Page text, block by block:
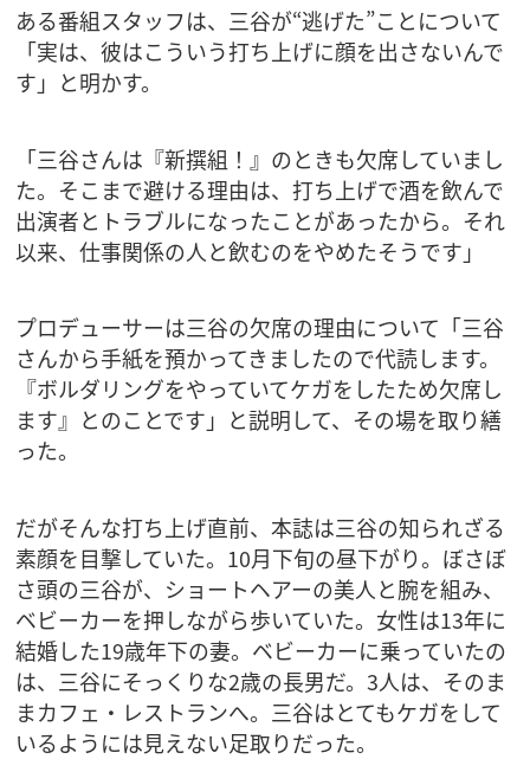
ある番組スタッフは、三谷が“逃げた”ことについて
「実は、彼はこういう打ち上げに顔を出さないんで
す」と明かす。
「三谷さんは『新撰組！』のときも欠席していまし
た。そこまで避ける理由は、打ち上げで酒を飲んで
出演者とトラブルになったことがあったから。それ
以来、仕事関係の人と飲むのをやめたそうです」
プロデューサーは三谷の欠席の理由について「三谷
さんから手紙を預かってきましたので代読します。
『ボルダリングをやっていてケガをしたため欠席し
ます』とのことです」と説明して、その場を取り繕
った。
だがそんな打ち上げ直前、本誌は三谷の知られざる
素顔を目撃していた。10月下旬の昼下がり。ぼさぼ
さ頭の三谷が、ショートヘアーの美人と腕を組み、
ベビーカーを押しながら歩いていた。女性は13年に
結婚した19歳年下の妻。ベビーカーに乗っていたの
は、三谷にそっくりな2歳の長男だ。3人は、そのま
まカフェ・レストランへ。三谷はとてもケガをして
いるようには見えない足取りだった。